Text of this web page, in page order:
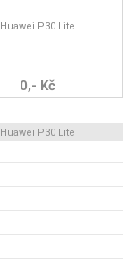
Huawei P30 Lite
0,- Kč
Huawei P30 Lite